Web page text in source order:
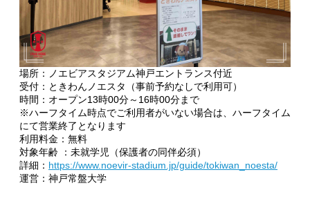
場所：ノエビアスタジアム神戸エントランス付近
受付：ときわんノエスタ（事前予約なしで利用可）
時間：オープン13時00分～16時00分まで
※ハーフタイム時点でご利用者がいない場合は、ハーフタイム
にて営業終了となります
利用料金：無料
対象年齢 ：未就学児（保護者の同伴必須）
詳細： https://www.noevir-stadium.jp/guide/tokiwan_noesta/
運営：神戸常盤大学